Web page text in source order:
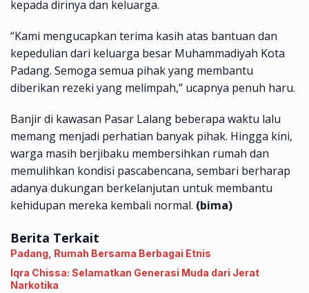
kepada dirinya dan keluarga.
“Kami mengucapkan terima kasih atas bantuan dan
kepedulian dari keluarga besar Muhammadiyah Kota
Padang. Semoga semua pihak yang membantu
diberikan rezeki yang melimpah,” ucapnya penuh haru.
Banjir di kawasan Pasar Lalang beberapa waktu lalu
memang menjadi perhatian banyak pihak. Hingga kini,
warga masih berjibaku membersihkan rumah dan
memulihkan kondisi pascabencana, sembari berharap
adanya dukungan berkelanjutan untuk membantu
kehidupan mereka kembali normal. (bima)
Berita Terkait
Padang, Rumah Bersama Berbagai Etnis
Iqra Chissa: Selamatkan Generasi Muda dari Jerat
Narkotika